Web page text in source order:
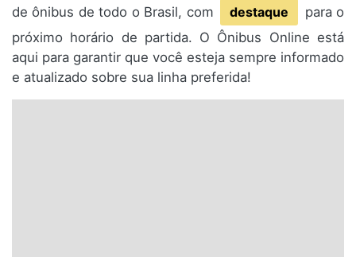
de ônibus de todo o Brasil, com
destaque
para o
próximo horário de partida. O Ônibus Online está
aqui para garantir que você esteja sempre informado
e atualizado sobre sua linha preferida!